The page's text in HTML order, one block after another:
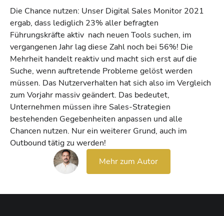
Die Chance nutzen: Unser Digital Sales Monitor 2021
ergab, dass lediglich 23% aller befragten
Führungskräfte aktiv nach neuen Tools suchen, im
vergangenen Jahr lag diese Zahl noch bei 56%! Die
Mehrheit handelt reaktiv und macht sich erst auf die
Suche, wenn auftretende Probleme gelöst werden
müssen. Das Nutzerverhalten hat sich also im Vergleich
zum Vorjahr massiv geändert. Das bedeutet,
Unternehmen müssen ihre Sales-Strategien
bestehenden Gegebenheiten anpassen und alle
Chancen nutzen. Nur ein weiterer Grund, auch im
Outbound tätig zu werden!
Mehr zum Autor